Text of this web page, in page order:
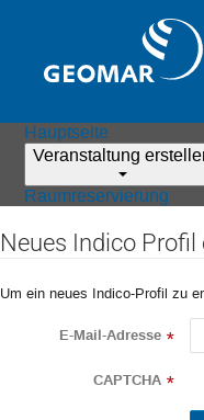
Hauptseite
Veranstaltung
Raumreservierung
Neues Indico Profil
Um ein neues Indico-Profil zu
E-Mail-Adresse *
CAPTCHA *